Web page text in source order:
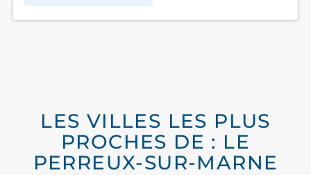
LES VILLES LES PLUS
PROCHES DE : LE
PERREUX-SUR-MARNE